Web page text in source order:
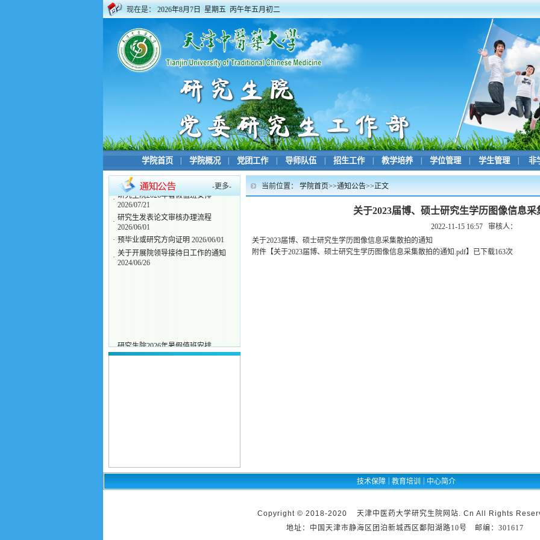
现在是： 2026年8月7日 星期五 丙午年五月初二
学院首页 学院概况 党团工作 导师队伍 招生工作 教学培养 学位管理 学生管理 非
-更多-
· 研究生院2026年暑假值班安排
2026/07/21
· 研究生发表论文审核办理流程
2026/06/01
· 预毕业或研究方向证明 2026/06/01
· 关于开展院领导接待日工作的通知
2024/06/26
· 研究生院2026年暑假值班安排
2026/07/21
当前位置： 学院首页>>通知公告>>正文
关于2023届博、硕士研究生学历图像信息采
2022-11-15 16:57
审核人：
关于2023届博、硕士研究生学历图像信息采集散拍的通知
附件【关于2023届博、硕士研究生学历图像信息采集散拍的通知.pdf】 已下载163次
技术保障 教育培训 中心简介
Copyright © 2018-2020 天津中医药大学研究生院网站. Cn All Rights
地址：中国天津市静海区团泊新城西区鄱阳湖路10号 邮编：301617